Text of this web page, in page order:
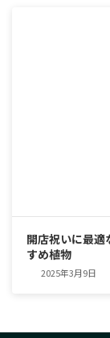
開店祝いに最
すめ植物
2025年3月9日